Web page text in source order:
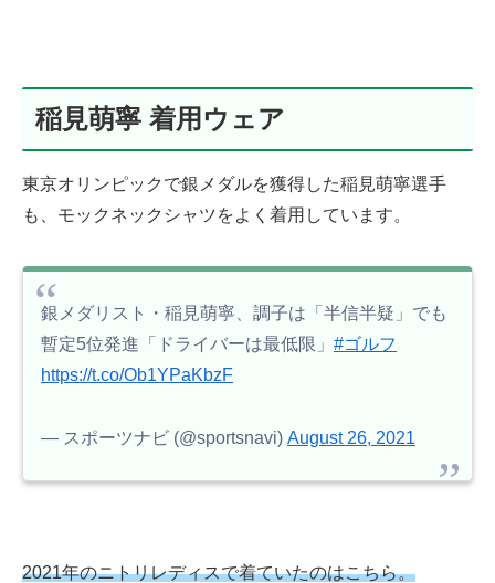
稲見萌寧 着用ウェア
東京オリンピックで銀メダルを獲得した稲見萌寧選手
も、モックネックシャツをよく着用しています。
銀メダリスト・稲見萌寧、調子は「半信半疑」でも
暫定5位発進「ドライバーは最低限」 #ゴルフ
https://t.co/Ob1YPaKbzF
— スポーツナビ (@sportsnavi) August 26, 2021
2021年のニトリレディスで着ていたのはこちら。